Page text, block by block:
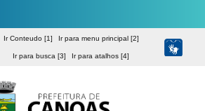
Ir Conteudo [1] Ir para menu principal [2]
Ir para busca [3] Ir para atalhos [4]